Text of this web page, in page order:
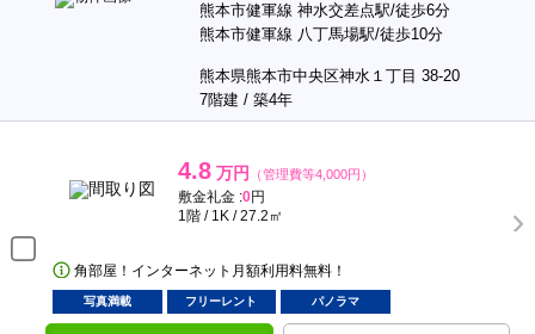
熊本市健軍線 神水交差点駅/徒歩6分
熊本市健軍線 八丁馬場駅/徒歩10分
熊本県熊本市中央区神水１丁目 38-20
7階建 / 築4年
4.8 万円 （管理費等4,000円）
敷金礼金 :0円
1階 / 1K / 27.2㎡
角部屋！インターネット月額利用料無料！
写真満載 フリーレント パノラマ